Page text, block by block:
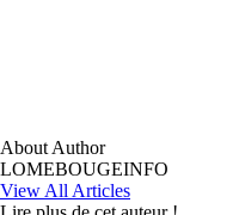
About Author
LOMEBOUGEINFO
View All Articles